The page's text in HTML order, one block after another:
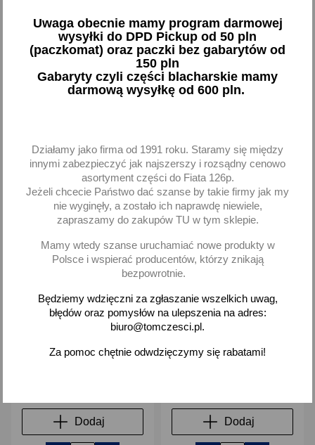
Szczotka tarczowa fi
7,33 zł brutto
- +
Tarcza do cięcia metalu
230x3.2x22 mm - Yato
6,14 zł brutto
- +
Nasadka udarowa 1/2'' 13
Dodaj
favorite_border
Nasadki udarowe długie
Dodaj
Uwaga obecnie mamy program darmowej
wysyłki do DPD Pickup od 50 pln
(paczkomat) oraz paczki bez gabarytów od
150 pln
Gabaryty czyli części blacharskie mamy
darmową wysyłkę od 600 pln.
Działamy jako firma od 1991 roku. Staramy się między
innymi zabezpieczyć jak najszerszy i rozsądny cenowo
asortyment części do Fiata 126p.
Jeżeli chcecie Państwo dać szanse by takie firmy jak my
nie wyginęły, a zostało ich naprawdę niewiele,
zapraszamy do zakupów TU w tym sklepie.
Mamy wtedy szanse uruchamiać nowe produkty w
Polsce i wspierać producentów, którzy znikają
bezpowrotnie.
Będziemy wdzięczni za zgłaszanie wszelkich uwag,
błędów oraz pomysłów na ulepszenia na adres:
biuro@tomczesci.pl.
Za pomoc chętnie odwdzięczymy się rabatami!